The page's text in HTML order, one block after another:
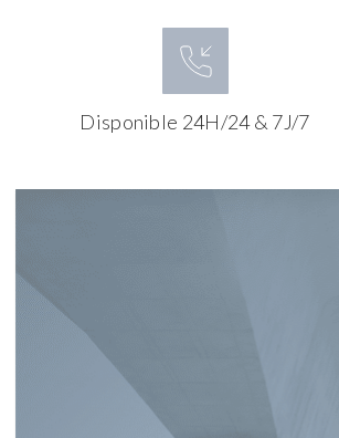
Disponible 24H/24 & 7J/7